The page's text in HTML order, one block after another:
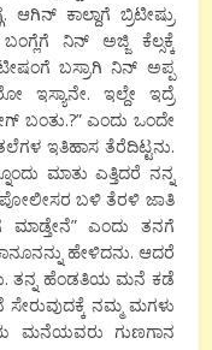
ಕಾಲ್ದಾಗೆ ಬ್ರಿಟೀಷ್ರು
ನಿನ್ ಅಜ್ಜಿ ಕೆಲ್ಸಕ್ಕೆ
ಬಸ್ರಾಗಿ ನಿನ್ ಅಪ್ಪ
ಇಸ್ಯಾನೇ. ಇಲ್ದೇ ಇದ್ರೆ
ಎಂದು ಒಂದೇ
ಇತಿಹಾಸ ತೆರೆದಿಟ್ಟನು.
ಮಾತು ಎತ್ತಿದರೆ ನನ್ನ
ಬಳಿ ತೆರಳಿ ಜಾತಿ
ಎಂದು ತನಗೆ
ಹೇಳಿದನು. ಆದರೆ
ತನ್ನ ಹೆಂಡತಿಯ ಮನೆ ಕಡೆ
ನಮ್ಮ ಮಗಳು
ಮನೆಯವರು ಗುಣಗಾನ